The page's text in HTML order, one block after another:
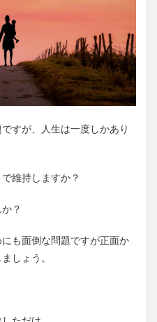
すが、人生は一度しかあり
維持しますか？
？
も面倒な問題ですが正面か
しょう。